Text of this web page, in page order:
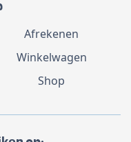
Afrekenen
Winkelwagen
Shop